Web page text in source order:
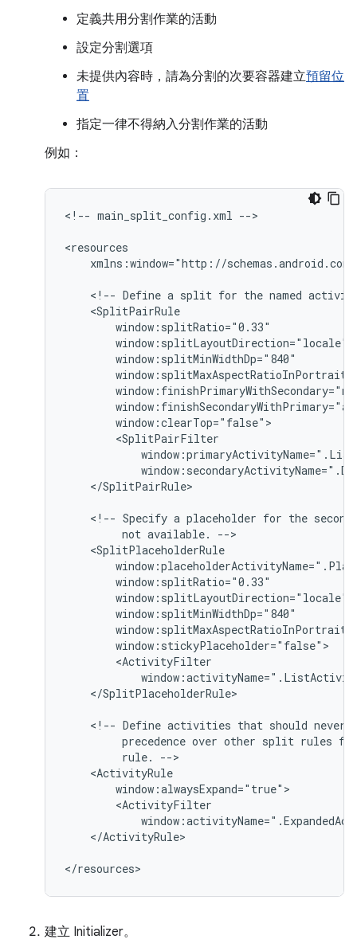
定義共用分割作業的活動
設定分割選項
未提供內容時，請為分割的次要容器建立預留位
置
指定一律不得納入分割作業的活動
例如：
<!-- main_split_config.xml -->
xmlns:window="http://
<!-- Define a split for the named
</SplitPairRule>
<!-- Specify a placeholder for the
not available.
</SplitPlaceholderRule>
<!-- Define activities that should never
precedence over other split rules for
rule.
</ActivityRule>
建立 Initializer。